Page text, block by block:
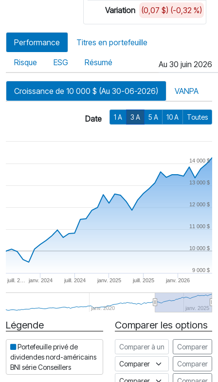
Variation (0,07 $) (-0,32 %)
Performance Titres en portefeuille
Risque ESG Résumé Au 30 juin 2026
Croissance de 10 000 $ (Au 30-06-2026) VANPA
Date 1 A 3 A 5 A 10 A Toutes
janv. 2024 janv. 2026
juill. 2… juill. 2024 janv. 2025 juill. 2025
janv. 2020 janv. 2025
10 000 $
9 000 $
11 000 $
12 000 $
13 000 $
14 000 $
Date
Légende
Portefeuille privé de
dividendes nord-américains
BNI série Conseillers
Comparer les options
Comparer à un autre fonds
Comparer
Comparer à un indiceComparer
Comparer à un Indice de